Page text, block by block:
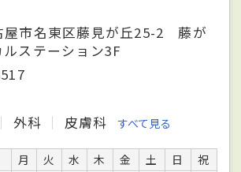
屋市名東区藤見が丘25-2 藤が
ステーション3F
外科 皮膚科 すべて見る
月 火 水 木 金 土 日 祝